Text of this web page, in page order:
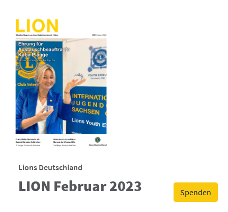
Spenden
Lions Deutschland
LION Februar 2023